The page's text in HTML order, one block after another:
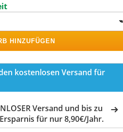
HINZUFÜGEN
kostenlosen Versand für
Versand und bis zu
für nur 8,90€/Jahr.